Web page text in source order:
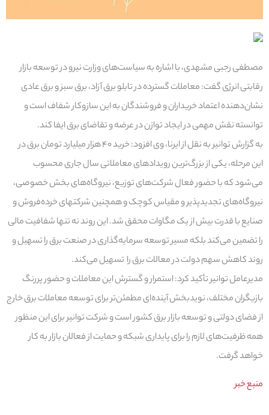
مصطفی رجبی مشهدی، با اشاره به سیاست‌های وزارت نیرو در توسعه بازار
رقابتی انرژی گفت: معاملات گسترده در تابلو برق آزاد، برق سبز و برق عادی
نشان‌دهنده اعتماد خریداران و فروشندگان به این سازوکار شفاف است و
توانسته نقش مهمی در ایجاد توازن در عرضه و تقاضای برق ایفا کند.
به گزارش توانیر به نقل از ایرنا، وی افزود: خرید ۴۰ هزار میلیارد تومان برق در
این مرحله، یکی از بزرگ‌ترین رویدادهای معاملاتی سال جاری محسوب
می‌شود که با حضور فعال شرکت‌های توزیع، نیروگاه‌های بخش خصوصی،
نیروگاه‌های تجدیدپذیر و مقیاس کوچک و همچنین شرکتهای خرده‌فروش و
صنایع با قدرت بیش از یک مگاوات محقق شد. این روند نه تنها شفافیت مالی
را تضمین می‌کند بلکه مسیر توسعه سرمایه‌گذاری در صنعت برق را تسهیل و
روند کاهش سهم دولت در معالات برق را تسهیل می‌کند.
مدیرعامل توانیر تأکید کرد: استمرار و گسترش این معاملات و حضور پررنگ
بازیگران مختلف، نویدبخش آینده‌ای مطمئن‌تر برای توسعه معاملات برق خارج
از فضای دولتی و توسعه بازار برق کشور است و شرکت توانیر برای این منظور
همه ظرفیت‌های لازم را برای پایداری شبکه و حمایت از فعالان بازار به کار
خواهد گرفت.
منبع خبر